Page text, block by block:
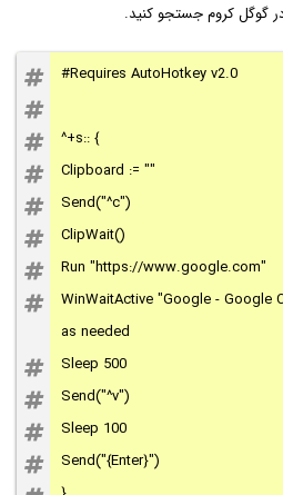
گوگل کروم جستجو کنید.
#Requires AutoHotkey v2.0
^+s:: {
Clipboard := ""
Send("^c")
ClipWait()
Run "https://www.google.com"
WinWaitActive "Google - Google
as needed
Sleep 500
Send("^v")
Sleep 100
Send("{Enter}")